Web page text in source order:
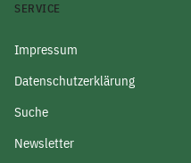
SERVICE
Impressum
Datenschutzerklärung
Suche
Newsletter